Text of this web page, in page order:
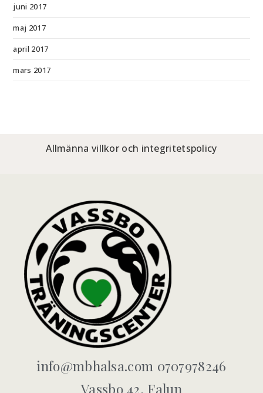
juni 2017
maj 2017
april 2017
mars 2017
Allmänna villkor och integritetspolicy
info@mbhalsa.com 0707978246
Vassbo 42, Falun